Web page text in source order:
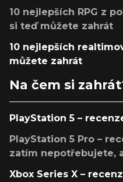
10 nejlepších RPG z
si teď můžete zahrát
10 nejlepších
můžete zahrát
Na čem si
PlayStation 5 –
PlayStation 5 Pro –
zatím nepotřebujete,
Xbox Series X –